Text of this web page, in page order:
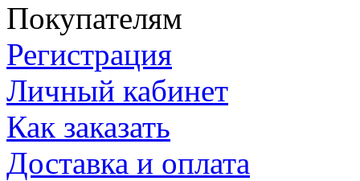
Покупателям
Регистрация
Личный кабинет
Как заказать
Доставка и оплата